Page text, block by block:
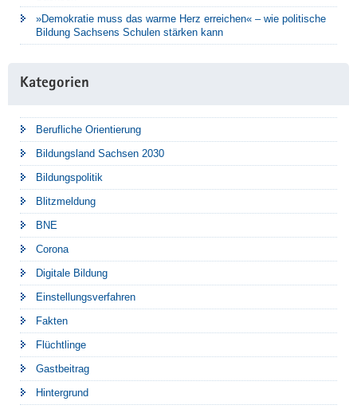
»Demokratie muss das warme Herz erreichen« – wie politische
Bildung Sachsens Schulen stärken kann
Kategorien
Berufliche Orientierung
Bildungsland Sachsen 2030
Bildungspolitik
Blitzmeldung
BNE
Corona
Digitale Bildung
Einstellungsverfahren
Fakten
Flüchtlinge
Gastbeitrag
Hintergrund